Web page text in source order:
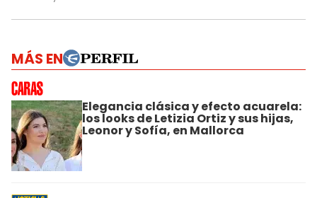
MÁS EN
Elegancia clásica y efecto acuarela:
los looks de Letizia Ortiz y sus hijas,
Leonor y Sofía, en Mallorca